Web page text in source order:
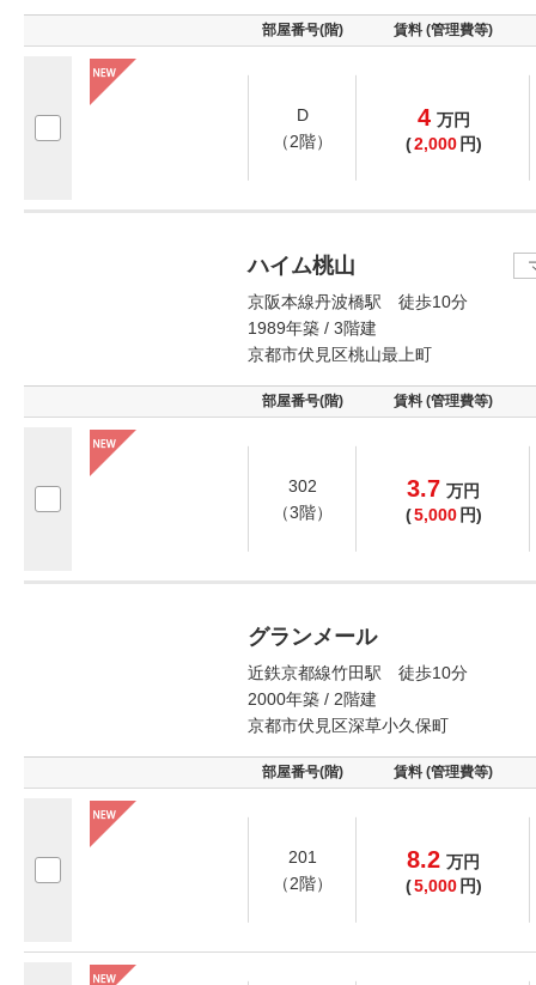
部屋番号(階) 賃料 (管理費等)
D
（2階）
4 万円
(2,000 円)
ハイム桃山
京阪本線丹波橋駅 徒歩10分
1989年築 / 3階建
京都市伏見区桃山最上町
部屋番号(階) 賃料 (管理費等)
302
（3階）
3.7 万円
(5,000 円)
グランメール
近鉄京都線竹田駅 徒歩10分
2000年築 / 2階建
京都市伏見区深草小久保町
部屋番号(階) 賃料 (管理費等)
201
（2階）
8.2 万円
(5,000 円)